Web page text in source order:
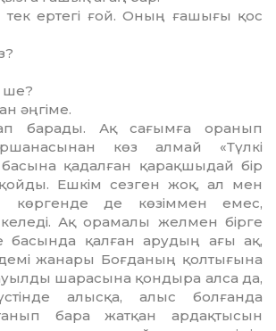
ертегі ғой. Он­ың ғашығы қос
ше?
әңгіме.
барады. Ақ сағымға оранып
көз алмай «Түлкі
басына қадалған қарақшыдай бір
Ешкім сезген жоқ, ал мен
көргенде де көзіммен емес,
ке­леді. Ақ орамалы желмен бірге
басында қалған арудың ағы ақ,
жанары Боғ­да­ның қолтығына
шарасына қондыра алса да,
алысқа, алыс болғанда
бара жатқан ардақтысын